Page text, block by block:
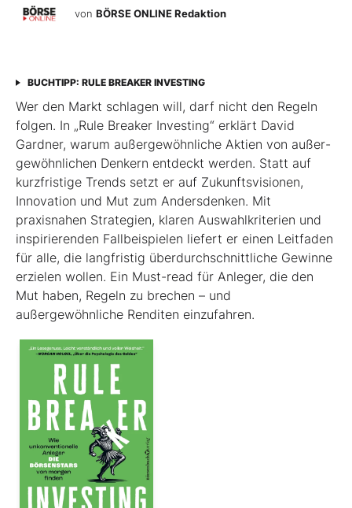
von BÖRSE ONLINE Redaktion
BUCHTIPP: RULE BREAKER INVESTING
Wer den Markt schlagen will, darf nicht den Regeln
folgen. In „Rule Breaker Investing“ erklärt David
Gardner, warum außergewöhnliche Aktien von außer­
gewöhnlichen Denkern entdeckt werden. Statt auf
kurzfristige Trends setzt er auf Zukunftsvisionen,
Innovation und Mut zum Andersdenken. Mit
praxisnahen Strategien, klaren Auswahlkriterien und
inspirierenden Fallbeispielen liefert er einen Leit­faden
für alle, die langfristig überdurchschnittliche Gewinne
erzielen wollen. Ein Must-read für Anleger, die den
Mut haben, Regeln zu brechen – und
außergewöhnliche Renditen einzufahren.